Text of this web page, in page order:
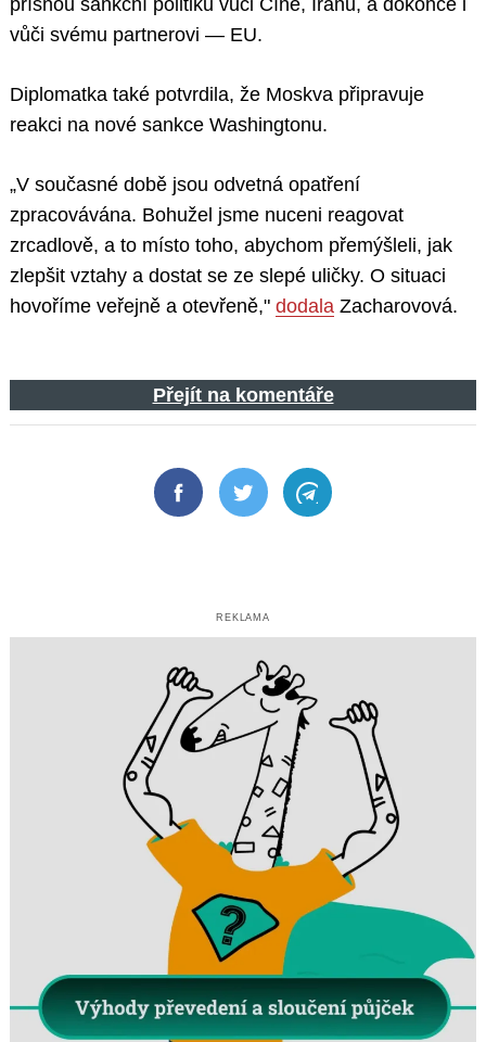
přísnou sankční politiku vůči Číně, Íránu, a dokonce i
vůči svému partnerovi — EU.
Diplomatka také potvrdila, že Moskva připravuje
reakci na nové sankce Washingtonu.
„V současné době jsou odvetná opatření
zpracovávána. Bohužel jsme nuceni reagovat
zrcadlově, a to místo toho, abychom přemýšleli, jak
zlepšit vztahy a dostat se ze slepé uličky. O situaci
hovoříme veřejně a otevřeně," dodala Zacharovová.
Přejít na komentáře
FacebookTwitter Telegram
REKLAMA